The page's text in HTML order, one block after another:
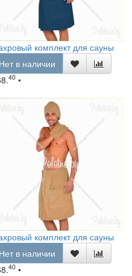
комплект для сауны
в наличии
40 •
комплект для сауны
в наличии
40 •